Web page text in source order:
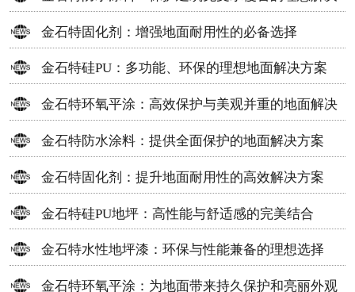
方案
金石特固化剂：增强地面耐用性的必备选择
金石特硅PU：多功能、环保的理想地面解决方案
金石特环氧平涂：高效保护与美观并重的地面解决
方案
金石特防水涂料：提供全面保护的地面解决方案
金石特固化剂：提升地面耐用性的高效解决方案
金石特硅PU地坪：高性能与舒适感的完美结合
金石特水性地坪漆：环保与性能兼备的理想选择
金石特环氧平涂：为地面带来持久保护和亮丽外观